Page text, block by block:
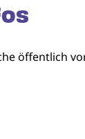
öffentlich